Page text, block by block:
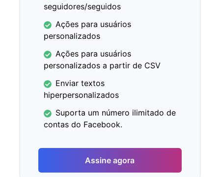
seguidores/seguidos
Ações para usuários
personalizados
Ações para usuários
personalizados a partir de CSV
Enviar textos
hiperpersonalizados
Suporta um número ilimitado de
contas do Facebook.
Assine agora